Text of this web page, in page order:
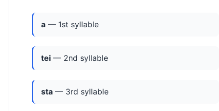
a — 1st syllable
tei — 2nd syllable
sta — 3rd syllable